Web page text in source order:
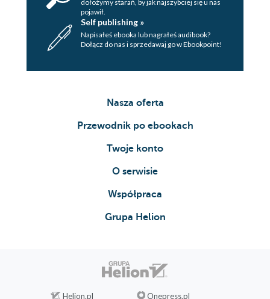
dołożymy starań, by jak najszybciej się u nas
pojawił.
Self publishing »
Napisałeś ebooka lub nagrałeś audibook?
Dołącz do nas i sprzedawaj go w Ebookpoint!
Nasza oferta
Przewodnik po ebookach
Twoje konto
O serwisie
Współpraca
Grupa Helion
Helion.pl Onepress.pl